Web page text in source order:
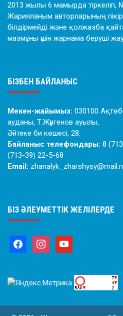
2013 жылы 6 мамырда тіркеліп,
Жарияланым авторларының
білдірмейді және қолжазба
мазмұны үшін жарнама беруші
БІЗБЕН БАЙЛАНЫС
Мекен-жайымыз: 030100
ауданы, Т.Жүргенов ауылы,
Әйтеке би көшесі, 28.
Байланыс телефондары: 8
(713-39) 22-5-68
Email:
БІЗ ӘЛЕУМЕТТІК ЖЕЛІЛЕРДЕ